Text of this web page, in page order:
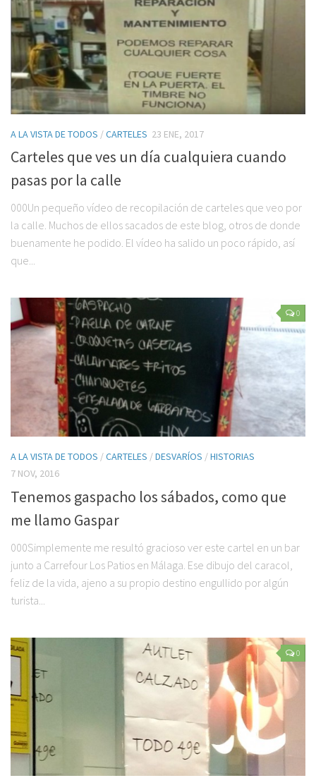
A LA VISTA DE TODOS /CARTELES 23 ENE, 2017
Carteles que ves un día cualquiera cuando
pasas por la calle
000Un pequeño vídeo de recopilación de carteles que veo por
la calle. Muchos de ellos sacados de este blog, otros de donde
buenamente he podido. El vídeo ha salido un poco rápido, así
que...
0
A LA VISTA DE TODOS /CARTELES /DESVARÍOS /HISTORIAS
7 NOV, 2016
Tenemos gaspacho los sábados, como que
me llamo Gaspar
000Simplemente me resultó gracioso ver este cartel en un bar
junto a Carrefour Los Patios en Málaga. Ese dibujo del caracol,
feliz de la vida, ajeno a su propio destino engullido por algún
turista...
0